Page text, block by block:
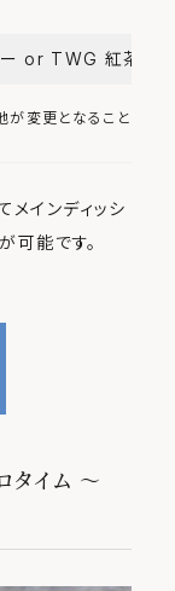
ー or TWG 紅茶セレ
が変更となること
メインディッシ
可能です。
イム ～